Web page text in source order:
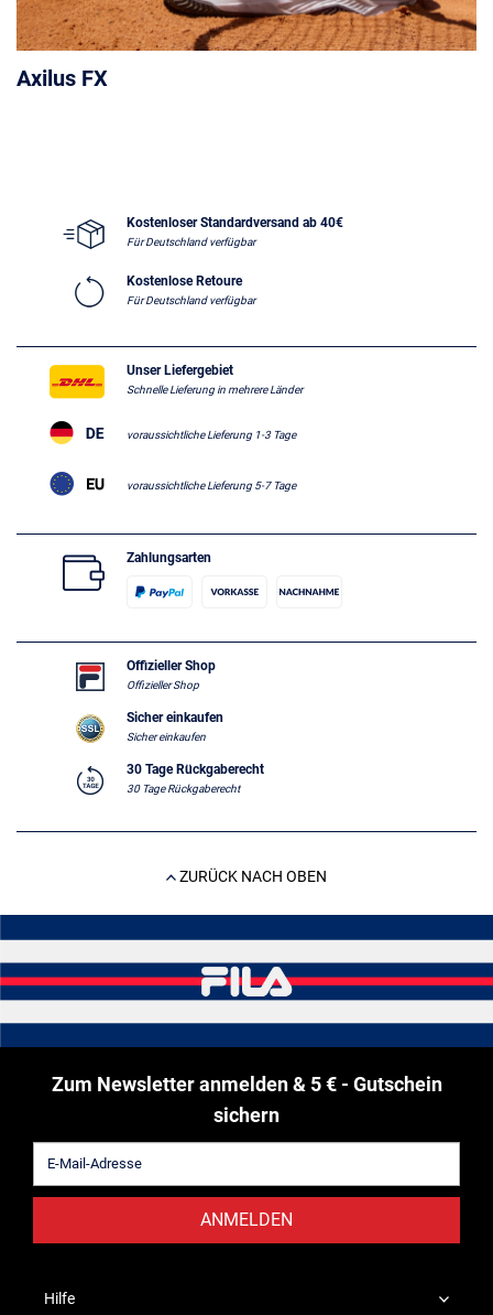
Axilus FX
Kostenloser Standardversand ab 40€
Für Deutschland verfügbar
Kostenlose Retoure
Für Deutschland verfügbar
Unser Liefergebiet
Schnelle Lieferung in mehrere Länder
voraussichtliche Lieferung 1-3 Tage
voraussichtliche Lieferung 5-7 Tage
Zahlungsarten
Offizieller Shop
Offizieller Shop
Sicher einkaufen
Sicher einkaufen
30 Tage Rückgaberecht
30 Tage Rückgaberecht
ZURÜCK NACH OBEN
Zum Newsletter anmelden & 5 € - Gutschein
sichern
ANMELDEN
Hilfe